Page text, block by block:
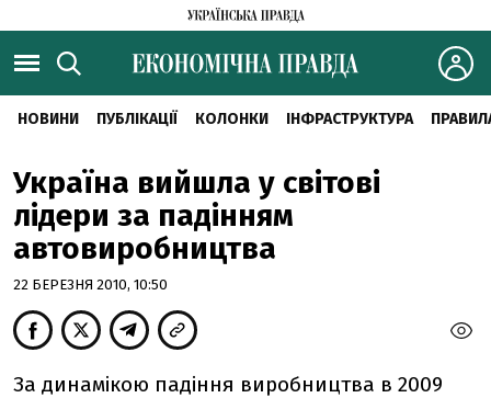
НОВИНИ ПУБЛІКАЦІЇ КОЛОНКИ ІНФРАСТРУКТУРА
Україна вийшла у світові
лідери за падінням
автовиробництва
22 БЕРЕЗНЯ 2010, 10:50
За динамікою падіння виробництва в 2009